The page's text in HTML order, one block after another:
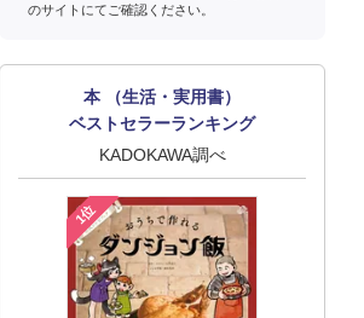
のサイトにてご確認ください。
本 （生活・実用書）
ベストセラーランキング
KADOKAWA調べ
1位